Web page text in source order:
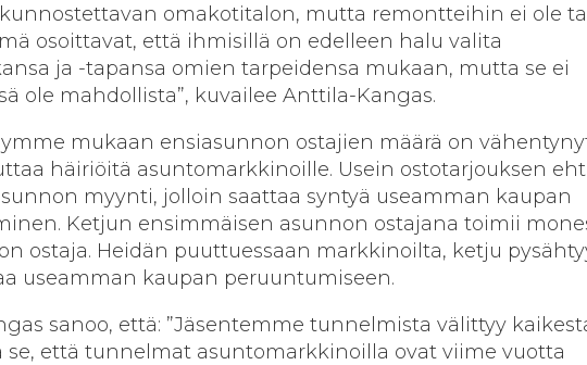
omakotitalon, mutta remontteihin ei ole
osoittavat, että ihmisillä on edelleen halu valita
ja -tapansa omien tarpeidensa mukaan, mutta se ei
ole mahdollista”, kuvailee Anttila-Kangas.
mukaan ensiasunnon ostajien määrä on
häiriöitä asuntomarkkinoille. Usein ostotarjouksen
myynti, jolloin saattaa syntyä useamman kaupan
Ketjun ensimmäisen asunnon ostajana toimii
ostaja. Heidän puuttuessaan markkinoilta, ketju
useamman kaupan peruuntumiseen.
sanoo, että: ”Jäsentemme tunnelmista välittyy
se, että tunnelmat asuntomarkkinoilla ovat viime vuotta